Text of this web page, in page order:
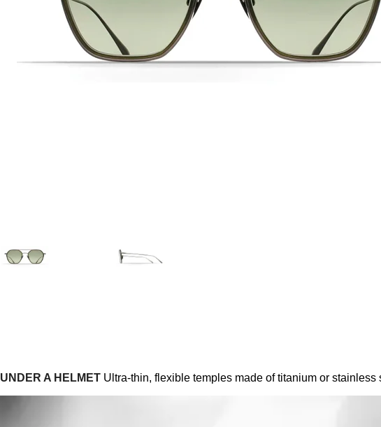
UNDER A HELMET Ultra-thin, flexible temples made of titanium or